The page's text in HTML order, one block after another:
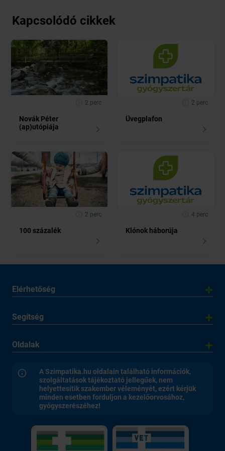
Kapcsolódó cikkek
2 perc
Novák Péter
(ap)utópiája
2 perc
Üvegplafon
2 perc
100 százalék
4 perc
Klónok háborúja
Elérhetőség
Segítség
Oldalak
A Szimpatika.hu oldalain található információk,
szolgáltatások tájékoztató jellegűek, nem
helyettesítik szakember véleményét, ezért kérjük
minden esetben forduljon a kezelőorvosához,
gyógyszerészéhez!